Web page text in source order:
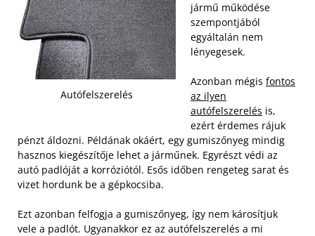
Autófelszerelés
jármű működése
szempontjából
egyáltalán nem
lényegesek.
Azonban mégis fontos
az ilyen
autófelszerelés is,
ezért érdemes rájuk
pénzt áldozni. Példának okáért, egy gumiszőnyeg mindig
hasznos kiegészítője lehet a járműnek. Egyrészt védi az
autó padlóját a korróziótól. Esős időben rengeteg sarat és
vizet hordunk be a gépkocsiba.
Ezt azonban felfogja a gumiszőnyeg, így nem károsítjuk
vele a padlót. Ugyanakkor ez az autófelszerelés a mi